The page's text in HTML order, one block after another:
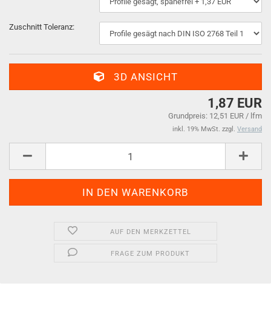
Zuschnitt Toleranz:
3D ANSICHT
1,87 EUR
Grundpreis: 12,51 EUR / lfm
inkl. 19% MwSt. zzgl. Versand
AUF DEN MERKZETTEL
FRAGE ZUM PRODUKT